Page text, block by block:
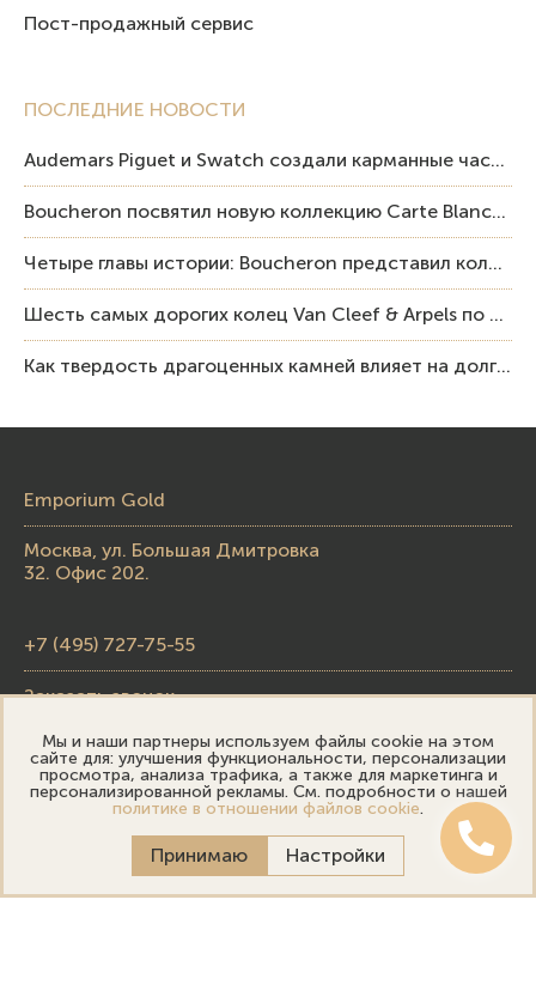
ПОСЛЕДНИЕ НОВОСТИ
Audemars Piguet и Swatch создали карманные часы в эстетике Royal Oak и Pop Art
Boucheron посвятил новую коллекцию Carte Blanche Human Being человеку и силе мастерства
Четыре главы истории: Boucheron представил коллекцию «Nom: Boucheron, Prénom: Frédéric»
Шесть самых дорогих колец Van Cleef & Arpels по итогам аукционов Sotheby’s
Как твердость драгоценных камней влияет на долговечность ювелирных изделий
Пост-продажный сервис
Emporium Gold
Москва, ул. Большая Дмитровка
32. Офис 202.
+7 (495) 727-75-55
Заказать звонок
skupka@emporiumgold.com
sale@emporiumgold.com
Режим работы:
Пн-Пт: 10:00–20:00
Мы и наши партнеры используем файлы cookie на этом
сайте для: улучшения функциональности, персонализации
просмотра, анализа трафика, а также для маркетинга и
персонализированной рекламы. См. подробности о нашей
политике в отношении файлов cookie.
Принимаю Настройки